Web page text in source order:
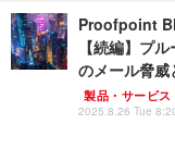
Proofpoint
【続編】プ
のメール脅威
製品・サービス
2025.8.26 Tue